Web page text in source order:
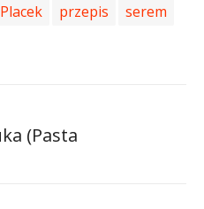
Placek przepis
serem
(Pasta